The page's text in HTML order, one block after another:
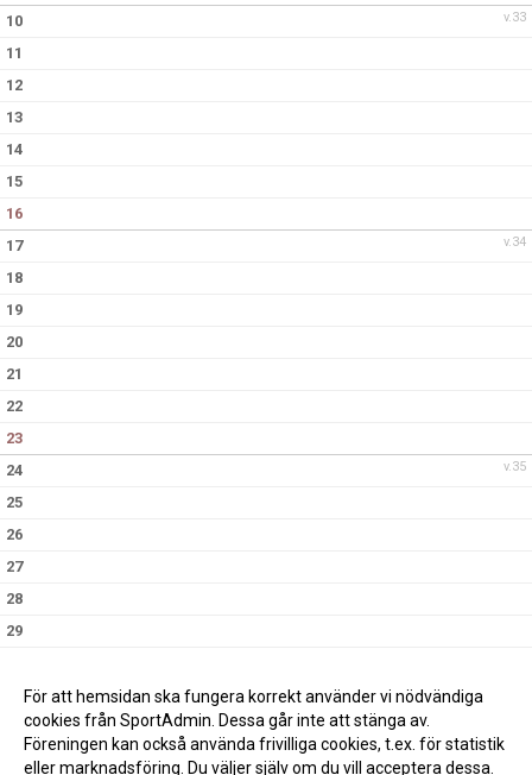
v.33
10
11
12
13
14
15
16
v.34
17
18
19
20
21
22
23
v.35
24
25
26
27
28
29
För att hemsidan ska fungera korrekt använder vi nödvändiga
cookies från SportAdmin. Dessa går inte att stänga av.
Föreningen kan också använda frivilliga cookies, t.ex. för statistik
eller marknadsföring. Du väljer själv om du vill acceptera dessa.